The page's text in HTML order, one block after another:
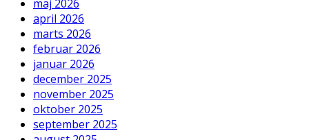
maj 2026
april 2026
marts 2026
februar 2026
januar 2026
december 2025
november 2025
oktober 2025
september 2025